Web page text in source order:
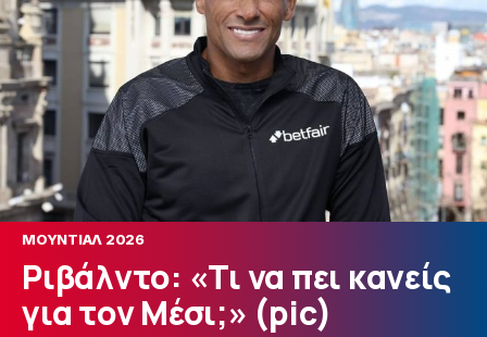
ΜΟΥΝΤΙΑΛ 2026
Ριβάλντο: «Τι να πει κανείς
για τον Μέσι;» (pic)